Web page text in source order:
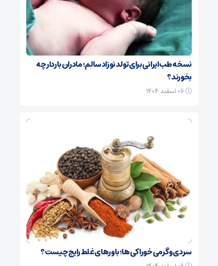
نسخه طب ایرانی برای تولد نوزاد سالم؛ مادران باردار چه
بخورند؟
سردی و گرمی خوراکی‌ها؛ باورهای غلط رایج چیست؟